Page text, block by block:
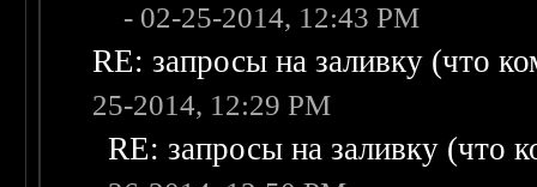
- 02-25-2014, 12:43 PM
RE: запросы на заливку (что
25-2014, 12:29 PM
RE: запросы на заливку (что